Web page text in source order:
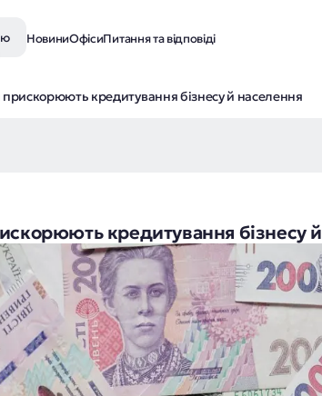
НовиниОфісиПитання та відповіді
кредитування бізнесу й населення
кредитування бізнесу